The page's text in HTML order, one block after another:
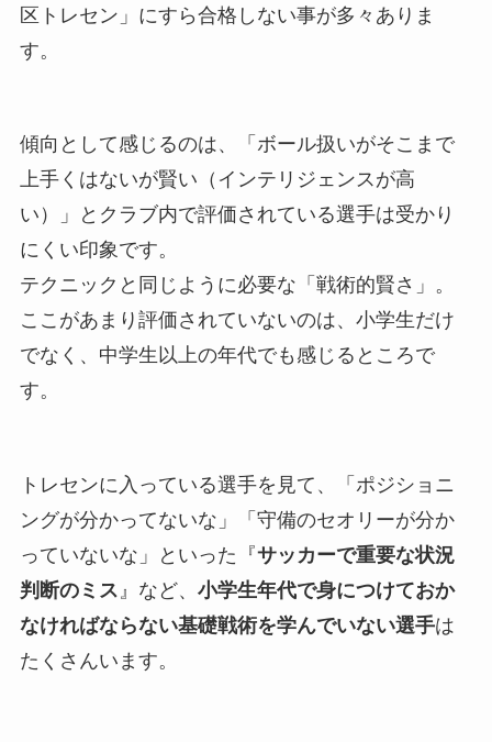
区トレセン」にすら合格しない事が多々ありま
す。
傾向として感じるのは、「ボール扱いがそこまで
上手くはないが賢い（インテリジェンスが高
い）」とクラブ内で評価されている選手は受かり
にくい印象です。
テクニックと同じように必要な「戦術的賢さ」。
ここがあまり評価されていないのは、小学生だけ
でなく、中学生以上の年代でも感じるところで
す。
トレセンに入っている選手を見て、「ポジショニ
ングが分かってないな」「守備のセオリーが分か
っていないな」といった『サッカーで重要な状況
判断のミス』など、 小学生年代で身につけておか
なければならない基礎戦術を学んでいない選手は
たくさんいます。